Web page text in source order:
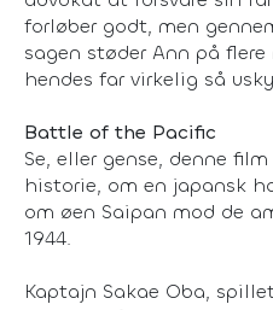
forløber godt, men
sagen støder Ann på
hendes far virkelig så
Battle of the Pacific
Se, eller gense, denne
historie, om en japansk
om øen Saipan mod de
1944.
Kaptajn Sakae Oba,